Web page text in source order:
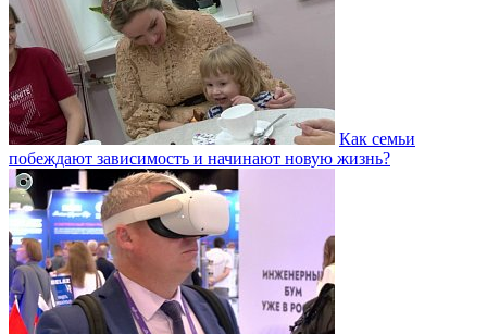
Как семьи
побеждают зависимость и начинают новую жизнь?